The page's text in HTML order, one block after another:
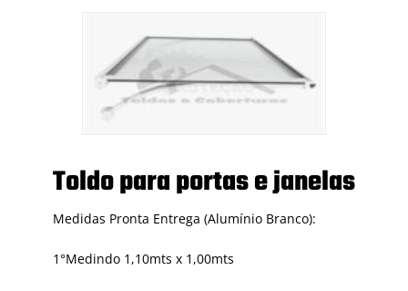
Toldo para portas e janelas
Medidas Pronta Entrega (Alumínio Branco):
1°Medindo 1,10mts x 1,00mts